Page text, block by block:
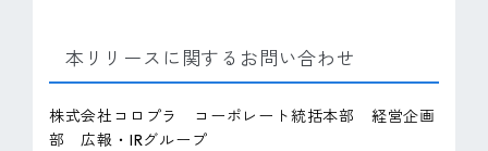
本リリースに関するお問い合わせ
株式会社コロプラ コーポレート統括本部 経営企画
部 広報・IRグループ